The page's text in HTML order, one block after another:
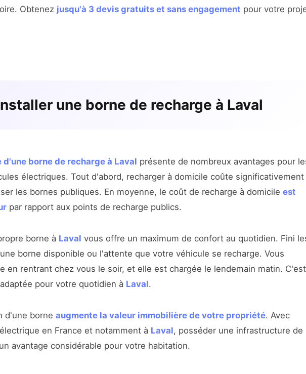
Obtenez jusqu'à 3 devis gratuits et sans engagement pour votre
une borne de recharge à Laval
borne de recharge à Laval présente de nombreux avantages pour
électriques. Tout d'abord, recharger à domicile coûte significativement
les bornes publiques. En moyenne, le coût de recharge à domicile est
par rapport aux points de recharge publics.
borne à Laval vous offre un maximum de confort au quotidien. Fini
borne disponible ou l'attente que votre véhicule se recharge. Vous
en rentrant chez vous le soir, et elle est chargée le lendemain matin. C'est
pour votre quotidien à Laval.
d'une borne augmente la valeur immobilière de votre propriété. Avec
en France et notamment à Laval, posséder une infrastructure de
avantage considérable pour votre habitation.